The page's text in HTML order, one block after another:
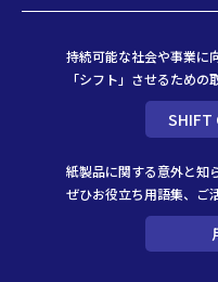
持続可能な社会や事業に
「シフト」させるための
SHIFT
紙製品に関する意外と知
ぜひお役立ち用語集、ご